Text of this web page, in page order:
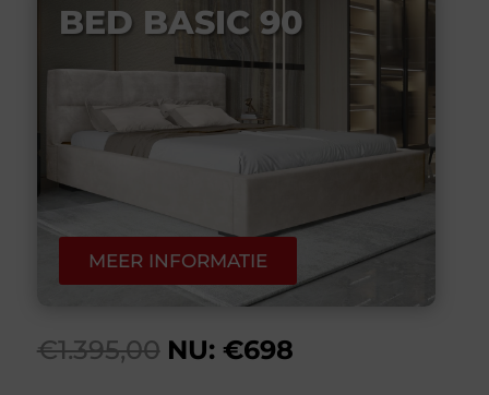
BED BASIC 90
MEER INFORMATIE
€1.395,00 NU: €698